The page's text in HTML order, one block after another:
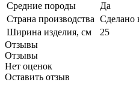
Средние породы
Да
Страна производства Сделано
Ширина изделия, см
25
Отзывы
Отзывы
Нет оценок
Оставить отзыв